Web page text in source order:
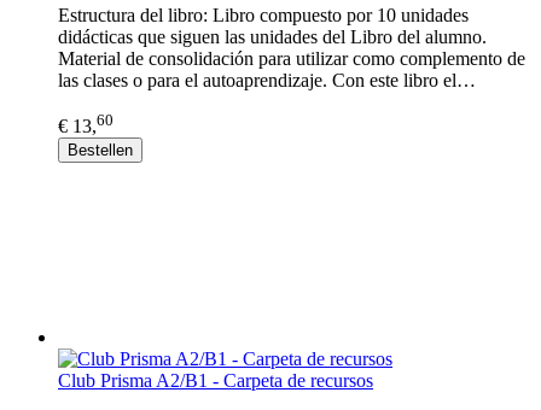
Estructura del libro: Libro compuesto por 10 unidades
didácticas que siguen las unidades del Libro del alumno.
Material de consolidación para utilizar como complemento de
las clases o para el autoaprendizaje. Con este libro el…
€ 13,60
Bestellen
Club Prisma A2/B1 - Carpeta de recursos